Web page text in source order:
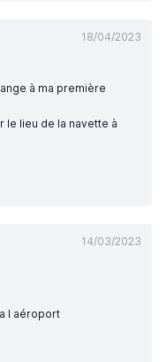
18/04/2023
à ma première
le lieu de la navette à
14/03/2023
l aéroport